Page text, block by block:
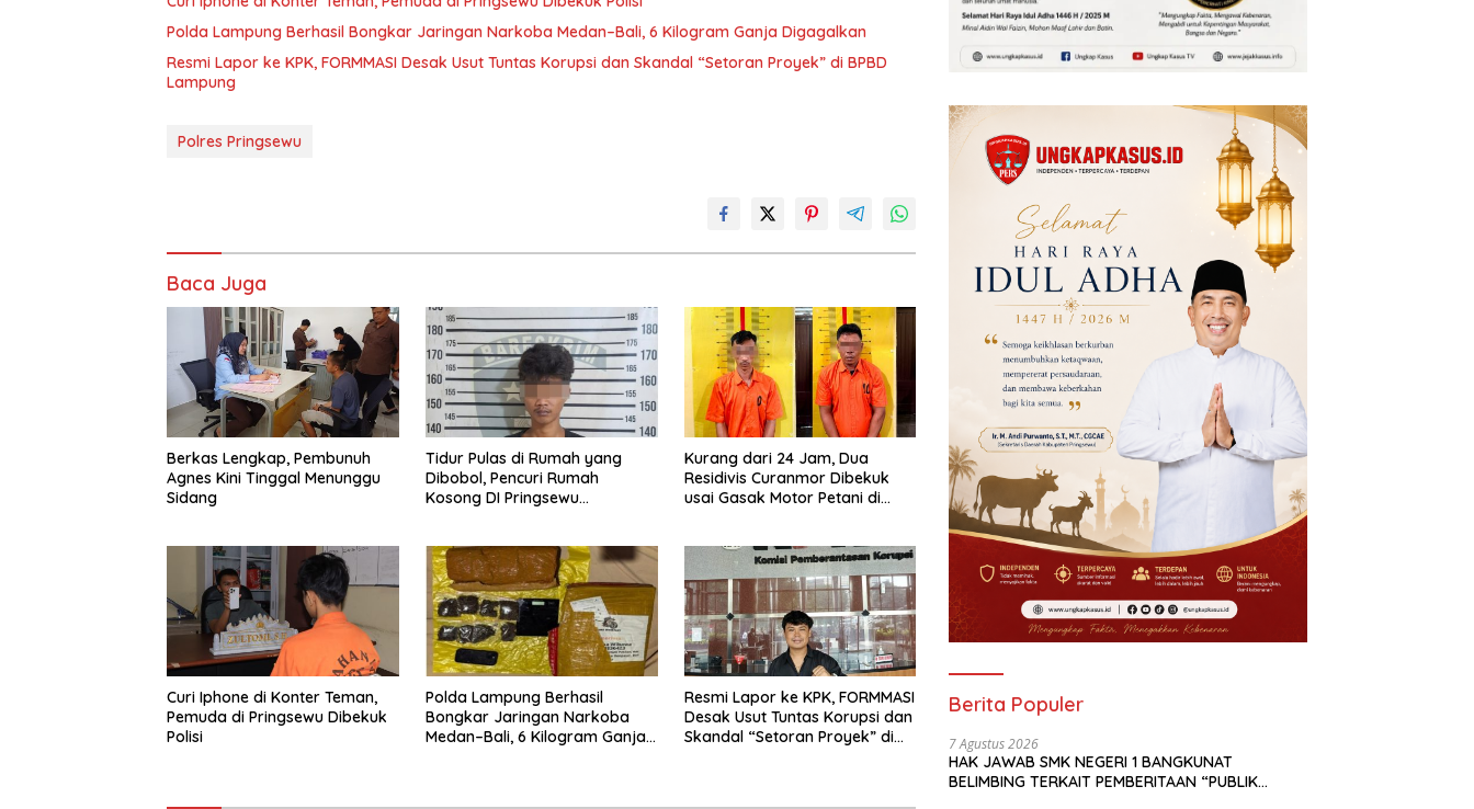
Polda Lampung Berhasil Bongkar Jaringan Narkoba Medan–Bali, 6 Kilogram Ganja Digagalkan
Resmi Lapor ke KPK, FORMMASI Desak Usut Tuntas Korupsi dan Skandal “Setoran Proyek” di BPBD
Lampung
Polres Pringsewu
Baca Juga
Berkas Lengkap, Pembunuh
Agnes Kini Tinggal Menunggu
Sidang
Tidur Pulas di Rumah yang
Dibobol, Pencuri Rumah
Kosong DI Pringsewu
Kurang dari 24 Jam, Dua
Residivis Curanmor Dibekuk
usai Gasak Motor Petani di
Curi Iphone di Konter Teman,
Pemuda di Pringsewu Dibekuk
Polisi
Polda Lampung Berhasil
Bongkar Jaringan Narkoba
Medan–Bali, 6 Kilogram Ganja
Resmi Lapor ke KPK, FORMMASI
Desak Usut Tuntas Korupsi dan
Skandal “Setoran Proyek” di
Berita Populer
7 Agustus 2026
HAK JAWAB SMK NEGERI 1 BANGKUNAT
BELIMBING TERKAIT PEMBERITAAN “PUBLIK